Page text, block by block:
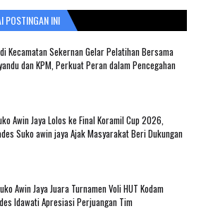
POSTINGAN INI
Kecamatan Sekernan Gelar Pelatihan Bersama
dan KPM, Perkuat Peran dalam Pencegahan
Awin Jaya Lolos ke Final Koramil Cup 2026,
Suko awin jaya Ajak Masyarakat Beri Dukungan
Awin Jaya Juara Turnamen Voli HUT Kodam
Idawati Apresiasi Perjuangan Tim